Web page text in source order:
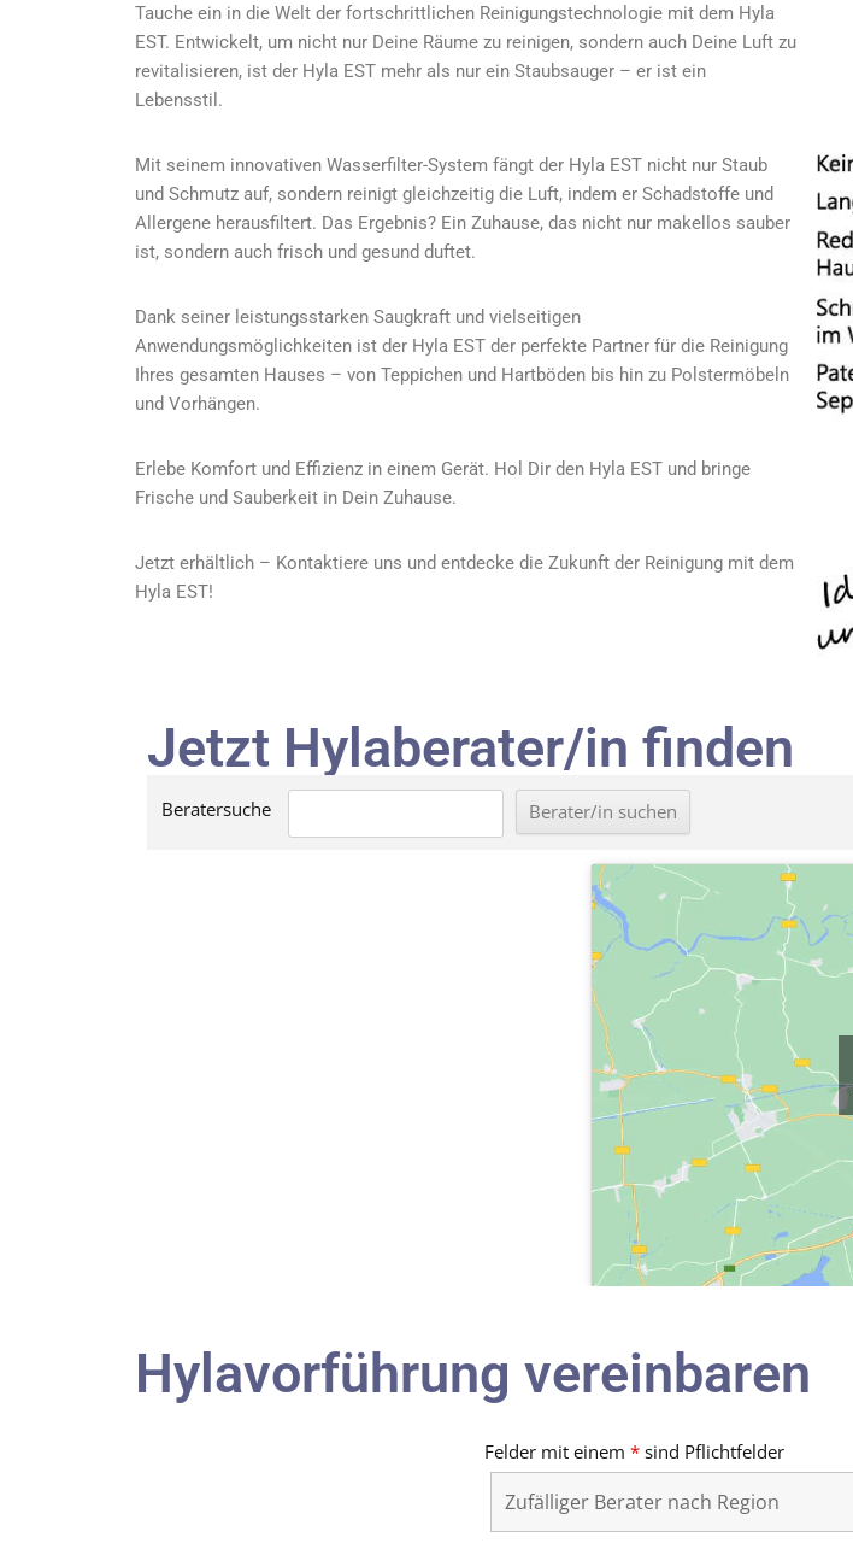
Tauche ein in die Welt der fortschrittlichen Reinigungstechnologie mit dem Hyla
EST. Entwickelt, um nicht nur Deine Räume zu reinigen, sondern auch Deine Luft zu
revitalisieren, ist der Hyla EST mehr als nur ein Staubsauger – er ist ein
Lebensstil.
Mit seinem innovativen Wasserfilter-System fängt der Hyla EST nicht nur Staub
und Schmutz auf, sondern reinigt gleichzeitig die Luft, indem er Schadstoffe und
Allergene herausfiltert. Das Ergebnis? Ein Zuhause, das nicht nur makellos sauber
ist, sondern auch frisch und gesund duftet.
Dank seiner leistungsstarken Saugkraft und vielseitigen
Anwendungsmöglichkeiten ist der Hyla EST der perfekte Partner für die Reinigung
Ihres gesamten Hauses – von Teppichen und Hartböden bis hin zu Polstermöbeln
und Vorhängen.
Erlebe Komfort und Effizienz in einem Gerät. Hol Dir den Hyla EST und bringe
Frische und Sauberkeit in Dein Zuhause.
Jetzt erhältlich – Kontaktiere uns und entdecke die Zukunft der Reinigung mit dem
Hyla EST!
Jetzt Hylaberater/in finden
Beratersuche
Hylavorführung vereinbaren
Felder mit einem * sind Pflichtfelder